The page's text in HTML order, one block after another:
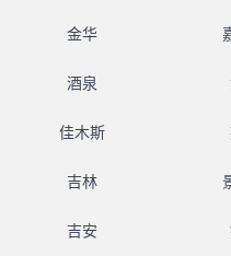
金华
酒泉
佳木斯
吉林
吉安